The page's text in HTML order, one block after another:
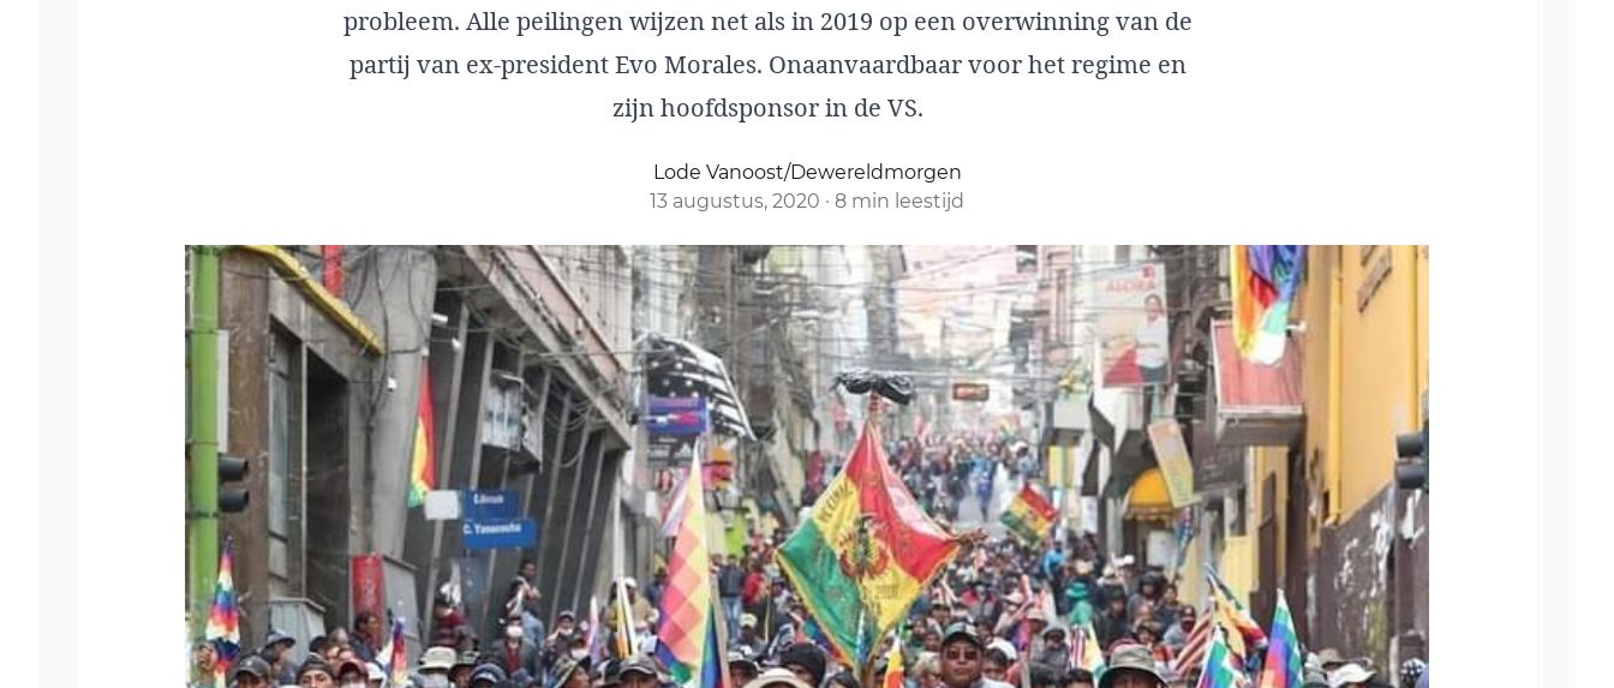
probleem. Alle peilingen wijzen net als in 2019 op een overwinning van de
partij van ex-president Evo Morales. Onaanvaardbaar voor het regime en
zijn hoofdsponsor in de VS.
Lode Vanoost/Dewereldmorgen
13 augustus, 2020 · 8 min leestijd